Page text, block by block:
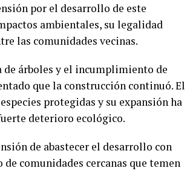
por el desarrollo de este
ambientales, su legalidad
las comunidades vecinas.
de árboles y el incumplimiento de
que la construcción continuó. El
protegidas y su expansión ha
deterioro ecológico.
de abastecer el desarrollo con
comunidades cercanas que temen